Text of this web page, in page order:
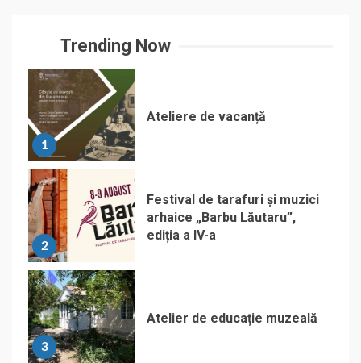
Trending Now
1
Ateliere de vacanță
2
Festival de tarafuri și muzici
arhaice „Barbu Lăutaru”,
ediția a IV-a
3
Atelier de educație muzeală